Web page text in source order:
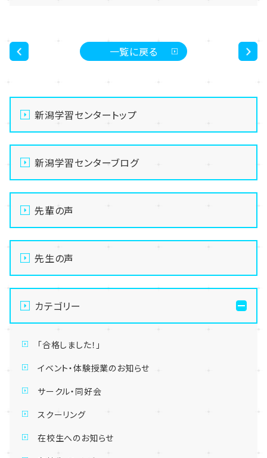
一覧に戻る
新潟学習センタートップ
新潟学習センターブログ
先輩の声
先生の声
カテゴリー
「合格しました！」
イベント・体験授業のお知らせ
サークル・同好会
スクーリング
在校生へのお知らせ